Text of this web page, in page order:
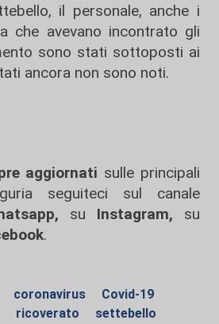
il personale, anche i
che avevano incontrato gli
sono stati sottoposti ai
ancora non sono noti.
aggiornati sulle principali
seguiteci sul canale
su Instagram, su
.
coronavirus
Covid-19
ricoverato
settebello